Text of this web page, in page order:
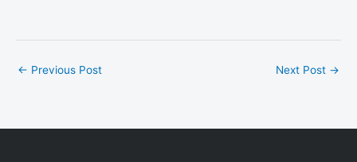
← Previous Post Next Post →